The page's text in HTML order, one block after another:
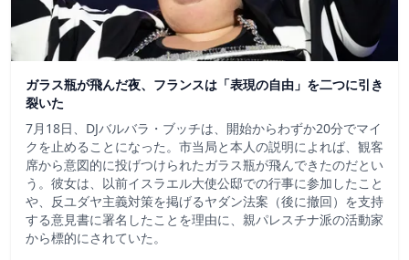
ガラス瓶が飛んだ夜、フランスは「表現の自由」を二つに引き
裂いた
7月18日、DJバルバラ・ブッチは、開始からわずか20分でマイ
クを止めることになった。市当局と本人の説明によれば、観客
席から意図的に投げつけられたガラス瓶が飛んできたのだとい
う。彼女は、以前イスラエル大使公邸での行事に参加したこと
や、反ユダヤ主義対策を掲げるヤダン法案（後に撤回）を支持
する意見書に署名したことを理由に、親パレスチナ派の活動家
から標的にされていた。